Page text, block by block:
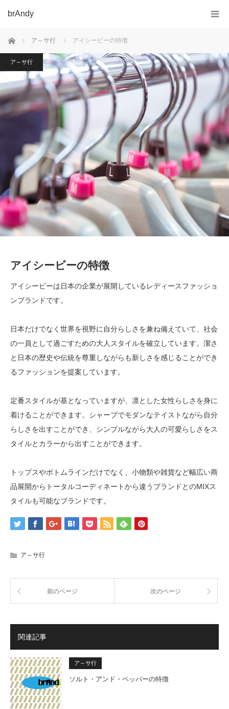
brAndy
ホーム ア～サ行 アイシービーの特徴
ア～サ行
アイシービーの特徴
アイシービーは日本の企業が展開しているレディースファッショ
ンブランドです。
日本だけでなく世界を視野に自分らしさを兼ね備えていて、社会
の一員として過ごすための大人スタイルを確立しています。潔さ
と日本の歴史や伝統を尊重しながらも新しさを感じることができ
るファッションを提案しています。
定番スタイルが基となっていますが、凛とした女性らしさを身に
着けることができます。シャープでモダンなテイストながら自分
らしさを出すことができ、シンプルながら大人の可愛らしさをス
タイルとカラーから出すことができます。
トップスやボトムラインだけでなく、小物類や雑貨など幅広い商
品展開からトータルコーディネートから違うブランドとのMIXス
タイルも可能なブランドです。
ア～サ行
前のページ 次のページ
関連記事
ア～サ行
ソルト・アンド・ペッパーの特徴